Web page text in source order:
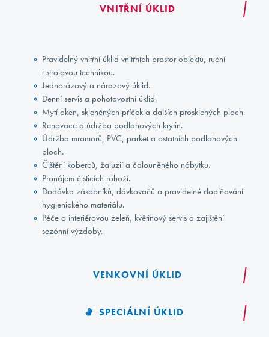
VNITŘNÍ ÚKLID
Pravidelný vnitřní úklid vnitřních prostor objektu, ruční
i strojovou technikou.
Jednorázový a nárazový úklid.
Denní servis a pohotovostní úklid.
Mytí oken, skleněných příček a dalších prosklených ploch.
Renovace a údržba podlahových krytin.
Údržba mramorů, PVC, parket a ostatních podlahových
ploch.
Čištění koberců, žaluzií a čalouněného nábytku.
Pronájem čisticích rohoží.
Dodávka zásobníků, dávkovačů a pravidelné doplňování
hygienického materiálu.
Péče o interiérovou zeleň, květinový servis a zajištění
sezónní výzdoby.
VENKOVNÍ ÚKLID
SPECIÁLNÍ ÚKLID